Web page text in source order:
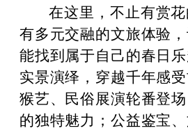
在这里，不止有赏
有多元交融的文旅体验
能找到属于自己的春日
实景演绎，穿越千年感
猴艺、民俗展演轮番登
的独特魅力；公益鉴宝